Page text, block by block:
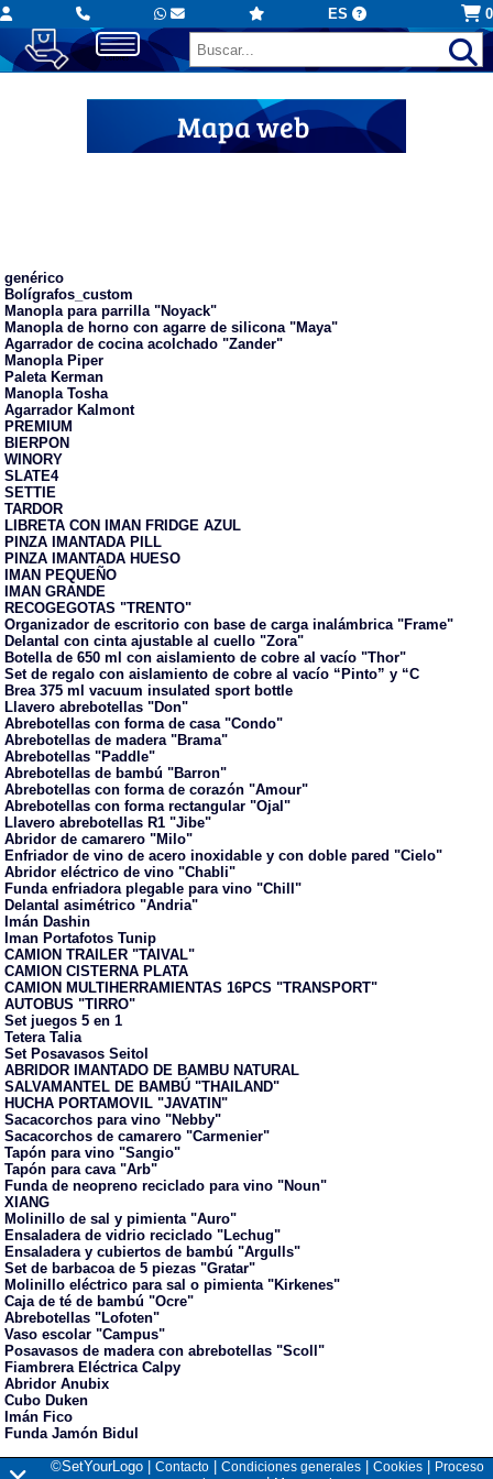
ES 0
Mapa web
genérico
Bolígrafos_custom
Manopla para parrilla "Noyack"
Manopla de horno con agarre de silicona "Maya"
Agarrador de cocina acolchado "Zander"
Manopla Piper
Paleta Kerman
Manopla Tosha
Agarrador Kalmont
PREMIUM
BIERPON
WINORY
SLATE4
SETTIE
TARDOR
LIBRETA CON IMAN FRIDGE AZUL
PINZA IMANTADA PILL
PINZA IMANTADA HUESO
IMAN PEQUEÑO
IMAN GRANDE
RECOGEGOTAS "TRENTO"
Organizador de escritorio con base de carga inalámbrica "Frame"
Delantal con cinta ajustable al cuello "Zora"
Botella de 650 ml con aislamiento de cobre al vacío "Thor"
Set de regalo con aislamiento de cobre al vacío “Pinto” y “C
Brea 375 ml vacuum insulated sport bottle
Llavero abrebotellas "Don"
Abrebotellas con forma de casa "Condo"
Abrebotellas de madera "Brama"
Abrebotellas "Paddle"
Abrebotellas de bambú "Barron"
Abrebotellas con forma de corazón "Amour"
Abrebotellas con forma rectangular "Ojal"
Llavero abrebotellas R1 "Jibe"
Abridor de camarero "Milo"
Enfriador de vino de acero inoxidable y con doble pared "Cielo"
Abridor eléctrico de vino "Chabli"
Funda enfriadora plegable para vino "Chill"
Delantal asimétrico "Andria"
Imán Dashin
Iman Portafotos Tunip
CAMION TRAILER "TAIVAL"
CAMION CISTERNA PLATA
CAMION MULTIHERRAMIENTAS 16PCS "TRANSPORT"
AUTOBUS "TIRRO"
Set juegos 5 en 1
Tetera Talia
Set Posavasos Seitol
ABRIDOR IMANTADO DE BAMBU NATURAL
SALVAMANTEL DE BAMBÚ "THAILAND"
HUCHA PORTAMOVIL "JAVATIN"
Sacacorchos para vino "Nebby"
Sacacorchos de camarero "Carmenier"
Tapón para vino "Sangio"
Tapón para cava "Arb"
Funda de neopreno reciclado para vino "Noun"
XIANG
Molinillo de sal y pimienta "Auro"
Ensaladera de vidrio reciclado "Lechug"
Ensaladera y cubiertos de bambú "Argulls"
Set de barbacoa de 5 piezas "Gratar"
Molinillo eléctrico para sal o pimienta "Kirkenes"
Caja de té de bambú "Ocre"
Abrebotellas "Lofoten"
Vaso escolar "Campus"
Posavasos de madera con abrebotellas "Scoll"
Fiambrera Eléctrica Calpy
Abridor Anubix
Cubo Duken
Imán Fico
Funda Jamón Bidul
©SetYourLogo | Contacto| Condiciones generales| Cookies|
Proceso